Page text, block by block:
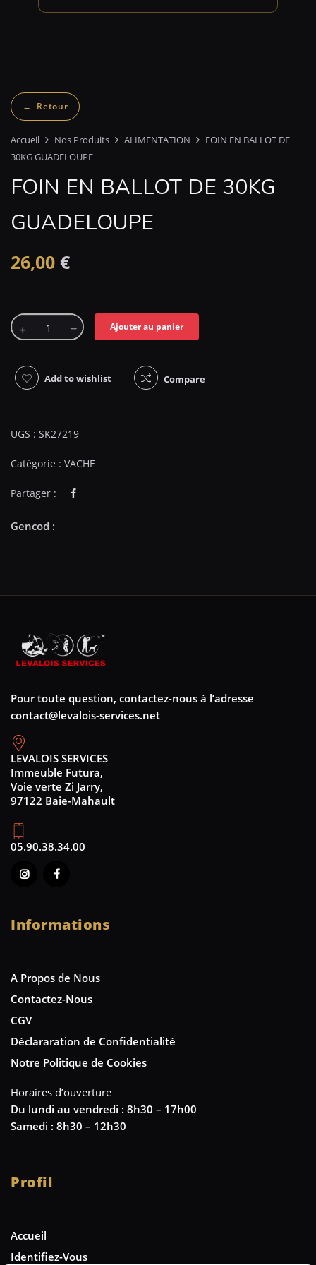
Accueil Nos Produits ALIMENTATION
FOIN EN BALLOT DE
30KG GUADELOUPE
FOIN EN BALLOT DE 30KG
GUADELOUPE
26,00 €
Ajouter au panier
Add to wishlist Compare
UGS : SK27219
Catégorie : VACHE
Partager :
Pour toute question, contactez-nous à l’adresse
contact@levalois-services.net
LEVALOIS SERVICES
Immeuble Futura,
Voie verte Zi Jarry,
97122 Baie-Mahault
05.90.38.34.00
Informations
A Propos de Nous
Contactez-Nous
CGV
Déclararation de Confidentialité
Notre Politique de Cookies
Horaires d’ouverture
Du lundi au vendredi : 8h30 – 17h00
Samedi : 8h30 – 12h30
Profil
Accueil
Identifiez-Vous